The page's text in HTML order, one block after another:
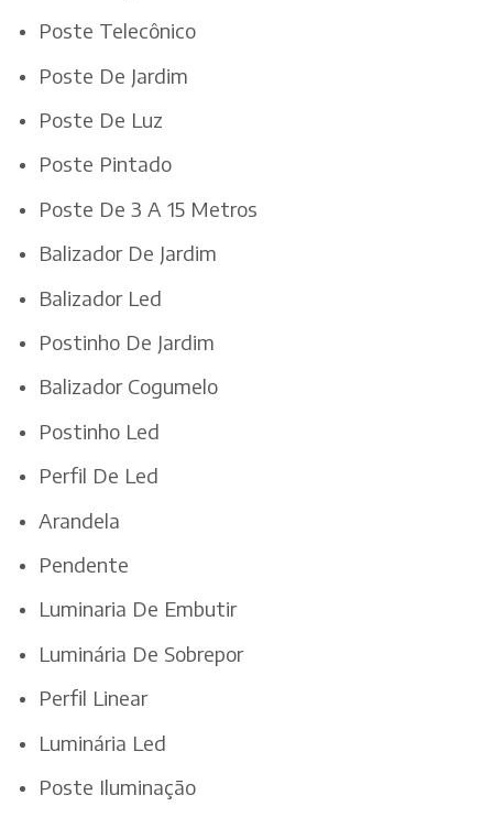
Poste Telecônico
Poste De Jardim
Poste De Luz
Poste Pintado
Poste De 3 A 15 Metros
Balizador De Jardim
Balizador Led
Postinho De Jardim
Balizador Cogumelo
Postinho Led
Perfil De Led
Arandela
Pendente
Luminaria De Embutir
Luminária De Sobrepor
Perfil Linear
Luminária Led
Poste Iluminação